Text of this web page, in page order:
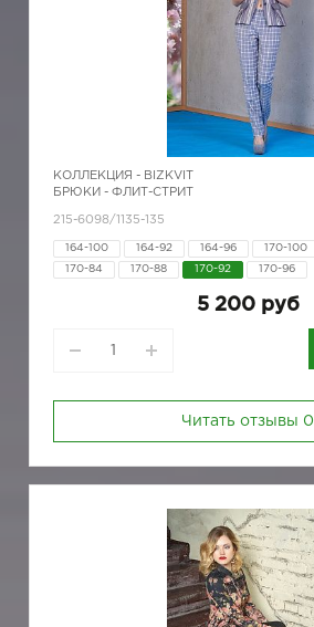
КОЛЛЕКЦИЯ - BIZKVIT
БРЮКИ - ФЛИТ-СТРИТ
215-6098/1135-135
164-100 164-92 164-96 170-100
170-84 170-88 170-92 170-96
5 200 руб
Читать отзывы 0